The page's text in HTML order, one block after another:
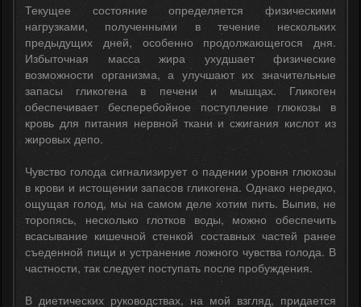
Текущее состояние определяется физическими
нагрузками, полученными в течение нескольких
предыдущих дней, особенно продолжающегося дня.
Избыточная масса жира ухудшает физические
возможности организма, а улучшают их значительные
запасы гликогена в печени и мышцах. Гликоген
обеспечивает бесперебойное поступление глюкозы в
кровь для питания нервной ткани и сжигания кислот из
жировых депо.
Чувство голода сигнализирует о падении уровня глюкозы
в крови и истощении запасов гликогена. Однако нередко,
ощущая голод, мы на самом деле хотим пить. Выпив, не
торопясь, несколько глотков воды, можно обеспечить
всасывание кишечной стенкой составных частей ранее
съеденной пищи и устранение ложного чувства голода. В
частности, так следует поступать после пробуждения.
В диетических руководствах, на мой взгляд, придается